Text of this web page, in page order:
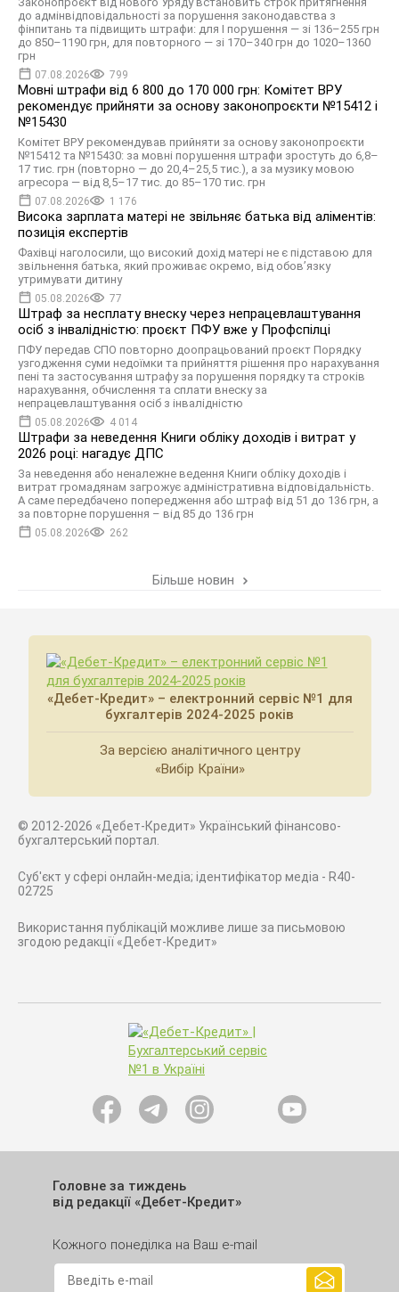
до адмінвідповідальності за порушення законодавства з
фінпитань та підвищить штрафи: для І порушення — зі 136–255 грн
до 850–1190 грн, для повторного — зі 170–340 грн до 1020–1360
грн
07.08.2026 799
Мовні штрафи від 6 800 до 170 000 грн: Комітет ВРУ
рекомендує прийняти за основу законопроєкти №15412 і
№15430
Комітет ВРУ рекомендував прийняти за основу законопроєкти
№15412 та №15430: за мовні порушення штрафи зростуть до 6,8–
17 тис. грн (повторно — до 20,4–25,5 тис.), а за музику мовою
агресора — від 8,5–17 тис. до 85–170 тис. грн
07.08.2026 1 176
Висока зарплата матері не звільняє батька від аліментів:
позиція експертів
Фахівці наголосили, що високий дохід матері не є підставою для
звільнення батька, який проживає окремо, від обов’язку
утримувати дитину
05.08.2026 77
Штраф за несплату внеску через непрацевлаштування
осіб з інвалідністю: проєкт ПФУ вже у Профспілці
ПФУ передав СПО повторно доопрацьований проєкт Порядку
узгодження суми недоїмки та прийняття рішення про нарахування
пені та застосування штрафу за порушення порядку та строків
нарахування, обчислення та сплати внеску за
непрацевлаштування осіб з інвалідністю
05.08.2026 4 014
Штрафи за неведення Книги обліку доходів і витрат у
2026 році: нагадує ДПС
За неведення або неналежне ведення Книги обліку доходів і
витрат громадянам загрожує адміністративна відповідальність.
А саме передбачено попередження або штраф від 51 до 136 грн, а
за повторне порушення – від 85 до 136 грн
05.08.2026 262
Більше новин
«Дебет-Кредит» – електронний сервіс №1 для
бухгалтерів 2024-2025 років
За версією аналітичного центру
«Вибір Країни»
© 2012-2026 «Дебет-Кредит» Український фінансово-
бухгалтерський портал.
Суб'єкт у сфері онлайн-медіа; ідентифікатор медіа - R40-
02725
Використання публікацій можливе лише за письмовою
згодою редакції «Дебет-Кредит»
Головне за тиждень
від редакції «Дебет-Кредит»
Кожного понеділка на Ваш e-mail